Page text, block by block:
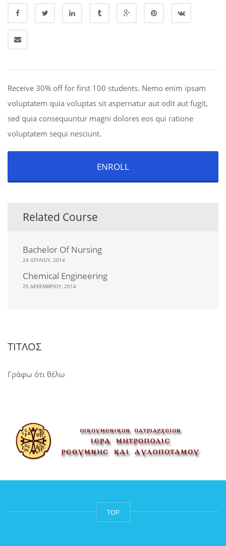
Receive 30% off for first 100 students. Nemo enim ipsam
voluptatem quia voluptas sit aspernatur aut odit aut fugit,
sed quia consequuntur magni dolores eos qui ratione
voluptatem sequi nesciunt.
ENROLL
Related Course
Bachelor Of Nursing
24 ΙΟΥΛΊΟΥ, 2014
Chemical Engineering
25 ΔΕΚΕΜΒΡΊΟΥ, 2014
ΤΊΤΛΟΣ
Γράφω ότι θέλω
TOP